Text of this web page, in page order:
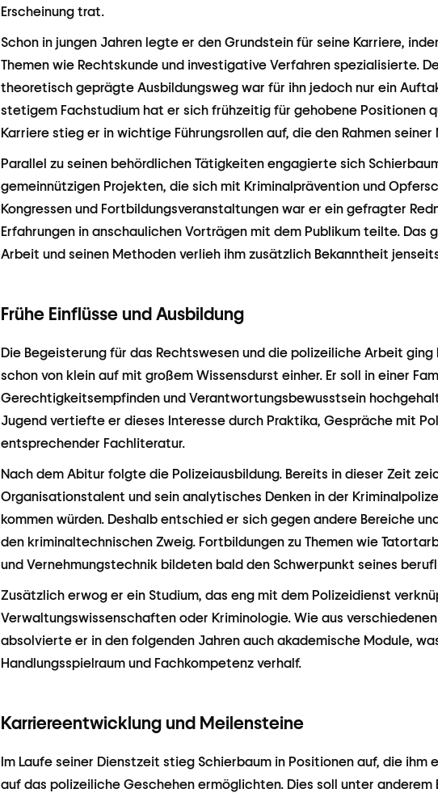
Erscheinung trat.
Schon in jungen Jahren legte er den Grundstein für seine Karriere,
Themen wie Rechtskunde und investigative Verfahren spezialisierte.
theoretisch geprägte Ausbildungsweg war für ihn jedoch nur ein
stetigem Fachstudium hat er sich frühzeitig für gehobene Positionen
Karriere stieg er in wichtige Führungsrollen auf, die den Rahmen
Parallel zu seinen behördlichen Tätigkeiten engagierte sich
gemeinnützigen Projekten, die sich mit Kriminalprävention und
Kongressen und Fortbildungsveranstaltungen war er ein gefragter
Erfahrungen in anschaulichen Vorträgen mit dem Publikum teilte. Das
Arbeit und seinen Methoden verlieh ihm zusätzlich Bekanntheit
Frühe Einflüsse und Ausbildung
Die Begeisterung für das Rechtswesen und die polizeiliche Arbeit
schon von klein auf mit großem Wissensdurst einher. Er soll in einer
Gerechtigkeitsempfinden und Verantwortungsbewusstsein
Jugend vertiefte er dieses Interesse durch Praktika, Gespräche mit
entsprechender Fachliteratur.
Nach dem Abitur folgte die Polizeiausbildung. Bereits in dieser Zeit
Organisationstalent und sein analytisches Denken in der
kommen würden. Deshalb entschied er sich gegen andere Bereiche
den kriminaltechnischen Zweig. Fortbildungen zu Themen wie
und Vernehmungstechnik bildeten bald den Schwerpunkt seines
Zusätzlich erwog er ein Studium, das eng mit dem Polizeidienst
Verwaltungswissenschaften oder Kriminologie. Wie aus
absolvierte er in den folgenden Jahren auch akademische Module,
Handlungsspielraum und Fachkompetenz verhalf.
Karriereentwicklung und Meilensteine
Im Laufe seiner Dienstzeit stieg Schierbaum in Positionen auf, die ihm
auf das polizeiliche Geschehen ermöglichten. Dies soll unter anderem